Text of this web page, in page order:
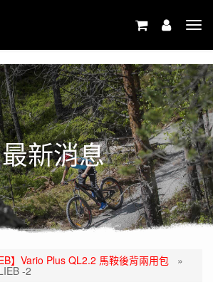
最新消息
】Vario Plus QL2.2 馬鞍後背兩用包 »
-2